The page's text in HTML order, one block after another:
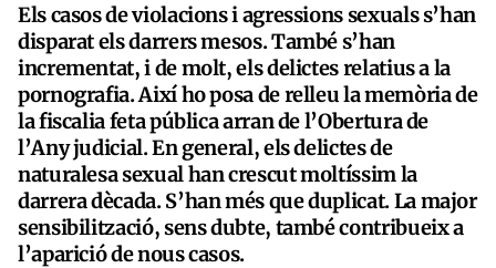
Els casos de violacions i agressions sexuals s’han
disparat els darrers mesos. També s’han
incrementat, i de molt, els delictes relatius a la
pornografia. Així ho posa de relleu la memòria de
la fiscalia feta pública arran de l’Obertura de
l’Any judicial. En general, els delictes de
naturalesa sexual han crescut moltíssim la
darrera dècada. S’han més que duplicat. La major
sensibilització, sens dubte, també contribueix a
l’aparició de nous casos.